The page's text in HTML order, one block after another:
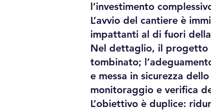
l’investimento
L’avvio del cantiere è
impattanti al di fuori
Nel dettaglio, il progetto
tombinato;
e messa in sicurezza
monitoraggio e verifica
L’obiettivo è duplice: